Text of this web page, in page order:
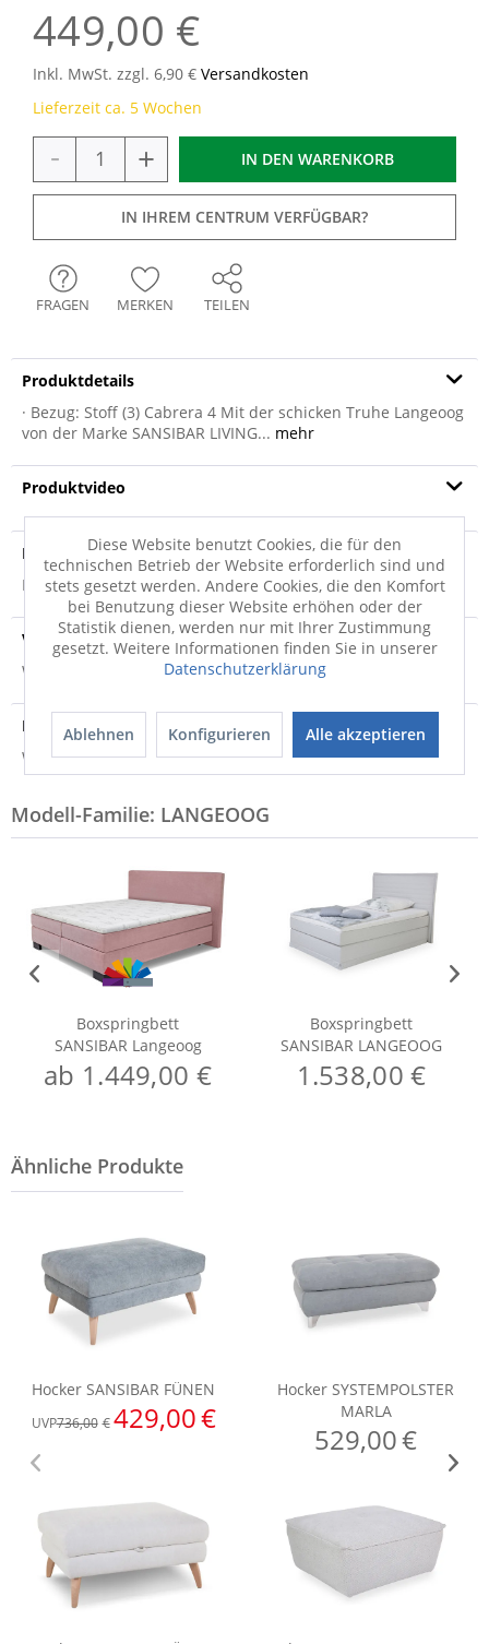
449,00 €
Inkl. MwSt. zzgl. 6,90 € Versandkosten
Lieferzeit ca. 5 Wochen
- + IN DEN WARENKORB
IN IHREM CENTRUM VERFÜGBAR?
FRAGEN MERKEN TEILEN
Produktdetails
· Bezug: Stoff (3) Cabrera 4 Mit der schicken Truhe Langeoog
von der Marke SANSIBAR LIVING... mehr
Produktvideo
Produktsicherheit
Produktsicherheit
Versandinfo
Weitere Informationen zum Versand...
Hersteller
Weitere Informationen zum Hersteller...
Modell-Familie: LANGEOOG
Boxspringbett
SANSIBAR Langeoog
ab 1.449,00 €
Boxspringbett
SANSIBAR LANGEOOG
1.538,00 €
Diese Website benutzt Cookies, die für den
technischen Betrieb der Website erforderlich sind und
stets gesetzt werden. Andere Cookies, die den Komfort
bei Benutzung dieser Website erhöhen oder der
Statistik dienen, werden nur mit Ihrer Zustimmung
gesetzt. Weitere Informationen finden Sie in unserer
Datenschutzerklärung
Ablehnen Konfigurieren Alle akzeptieren